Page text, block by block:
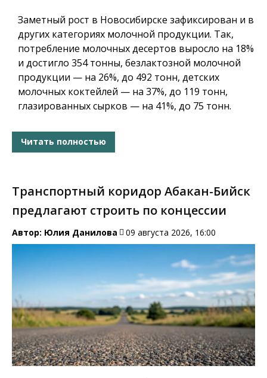
Заметный рост в Новосибирске зафиксирован и в
других категориях молочной продукции. Так,
потребление молочных десертов выросло на 18%
и достигло 354 тонны, безлактозной молочной
продукции — на 26%, до 492 тонн, детских
молочных коктейлей — на 37%, до 119 тонн,
глазированных сырков — на 41%, до 75 тонн.
Читать полностью
Транспортный коридор Абакан-Бийск
предлагают строить по концессии
Автор: Юлия Данилова 09 августа 2026, 16:00